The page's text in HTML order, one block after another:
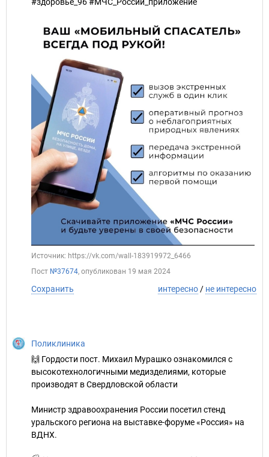
Источник: https://vk.com/wall-183919972_6466
Пост №37674, опубликован 19 мая 2024
Сохранить интересно / не интересно
Поликлиника
🙌 Гордости пост. Михаил Мурашко ознакомился с
высокотехнологичными медизделиями, которые
производят в Свердловской области
Министр здравоохранения России посетил стенд
уральского региона на выставке-форуме «Россия» на
ВДНХ.